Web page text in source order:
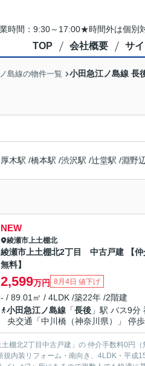
時間：9:30～17:00★時間外は個別
TOP 会社概要 サ
島線の物件一覧 小田急江ノ島線 長
木駅 /橋本駅 /渋沢駅 /辻堂駅 /淵野
NEW
綾瀬市上土棚北
綾瀬市上土棚北2丁目 中古戸建 【仲
無料】
2,599万円 8月4日 値下げ
- / 89.01㎡ / 4LDK /築22年 /2階建
小田急江ノ島線 「長後 」駅 バス9分
央交通「中川橋（神奈川県）」 停
棚北2丁目中古戸建」の 仲介手数料0円